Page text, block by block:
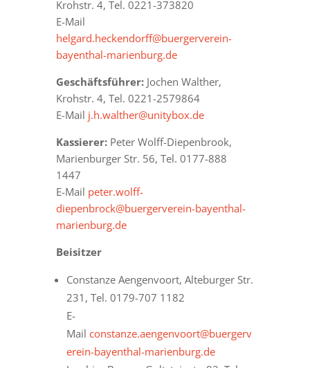
Krohstr. 4, Tel. 0221-373820
E-Mail
helgard.heckendorff@buergerverein-
bayenthal-marienburg.de
Geschäftsführer:Jochen Walther,
Krohstr. 4, Tel. 0221-2579864
E-Mail j.h.walther@unitybox.de
Kassierer: Peter Wolff-Diepenbrook,
Marienburger Str. 56, Tel. 0177-888
1447
E-Mail peter.wolff-
diepenbrock@buergerverein-bayenthal-
marienburg.de
Beisitzer
Constanze Aengenvoort, Alteburger Str.
231, Tel. 0179-707 1182
E-
Mail constanze.aengenvoort@buergerv
erein-bayenthal-marienburg.de